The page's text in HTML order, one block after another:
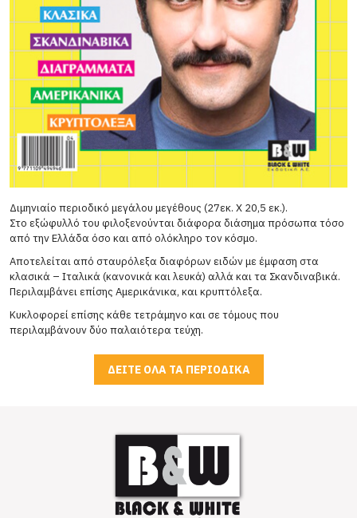
Διμηνιαίο περιοδικό μεγάλου μεγέθους (27εκ. Χ 20,5 εκ.).
Στο εξώφυλλό του φιλοξενούνται διάφορα διάσημα πρόσωπα τόσο
από την Ελλάδα όσο και από ολόκληρο τον κόσμο.
Αποτελείται από σταυρόλεξα διαφόρων ειδών με έμφαση στα
κλασικά – Ιταλικά (κανονικά και λευκά) αλλά και τα Σκανδιναβικά.
Περιλαμβάνει επίσης Αμερικάνικα, και κρυπτόλεξα.
Κυκλοφορεί επίσης κάθε τετράμηνο και σε τόμους που
περιλαμβάνουν δύο παλαιότερα τεύχη.
ΔΕΙΤΕ ΟΛΑ ΤΑ ΠΕΡΙΟΔΙΚΑ